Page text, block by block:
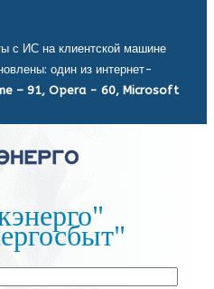
с ИС на клиентской машине
один из интернет-
– 91, Opera - 60, Microsoft